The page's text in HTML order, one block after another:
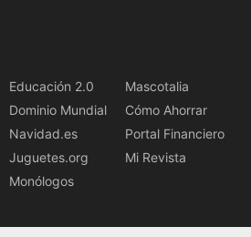
Educación 2.0
Dominio Mundial
Navidad.es
Juguetes.org
Monólogos
Mascotalia
Cómo Ahorrar
Portal Financiero
Mi Revista